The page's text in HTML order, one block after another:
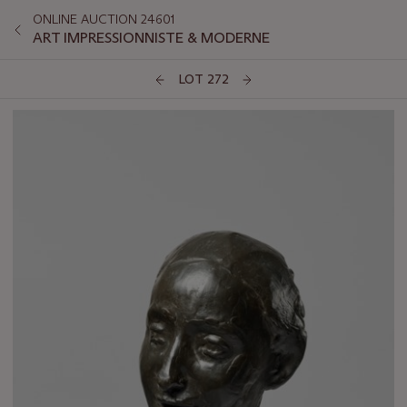
ONLINE AUCTION 24601
ART IMPRESSIONNISTE & MODERNE
LOT 272